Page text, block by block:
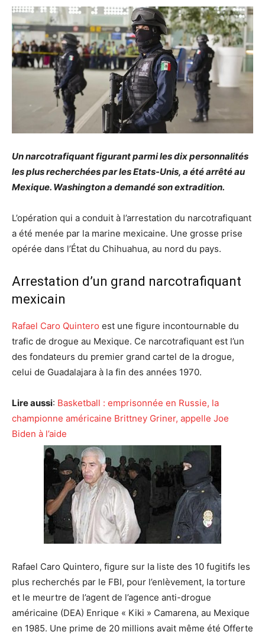
Un narcotrafiquant figurant parmi les dix personnalités
les plus recherchées par les Etats-Unis, a été arrêté au
Mexique. Washington a demandé son extradition.
L’opération qui a conduit à l’arrestation du narcotrafiquant
a été menée par la marine mexicaine. Une grosse prise
opérée dans l’État du Chihuahua, au nord du pays.
Arrestation d’un grand narcotrafiquant
mexicain
Rafael Caro Quintero est une figure incontournable du
trafic de drogue au Mexique. Ce narcotrafiquant est l’un
des fondateurs du premier grand cartel de la drogue,
celui de Guadalajara à la fin des années 1970.
Lire aussi: Basketball : emprisonnée en Russie, la
championne américaine Brittney Griner, appelle Joe
Biden à l’aide
Rafael Caro Quintero, figure sur la liste des 10 fugitifs les
plus recherchés par le FBI, pour l’enlèvement, la torture
et le meurtre de l’agent de l’agence anti-drogue
américaine (DEA) Enrique « Kiki » Camarena, au Mexique
en 1985. Une prime de 20 millions avait même été Offerte